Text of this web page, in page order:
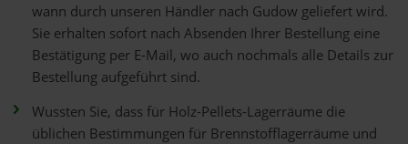
wann durch unseren Händler nach Gudow geliefert wird.
Sie erhalten sofort nach Absenden Ihrer Bestellung eine
Bestätigung per E-Mail, wo auch nochmals alle Details zur
Bestellung aufgeführt sind.
Wussten Sie, dass für Holz-Pellets-Lagerräume die
üblichen Bestimmungen für Brennstofflagerräume und